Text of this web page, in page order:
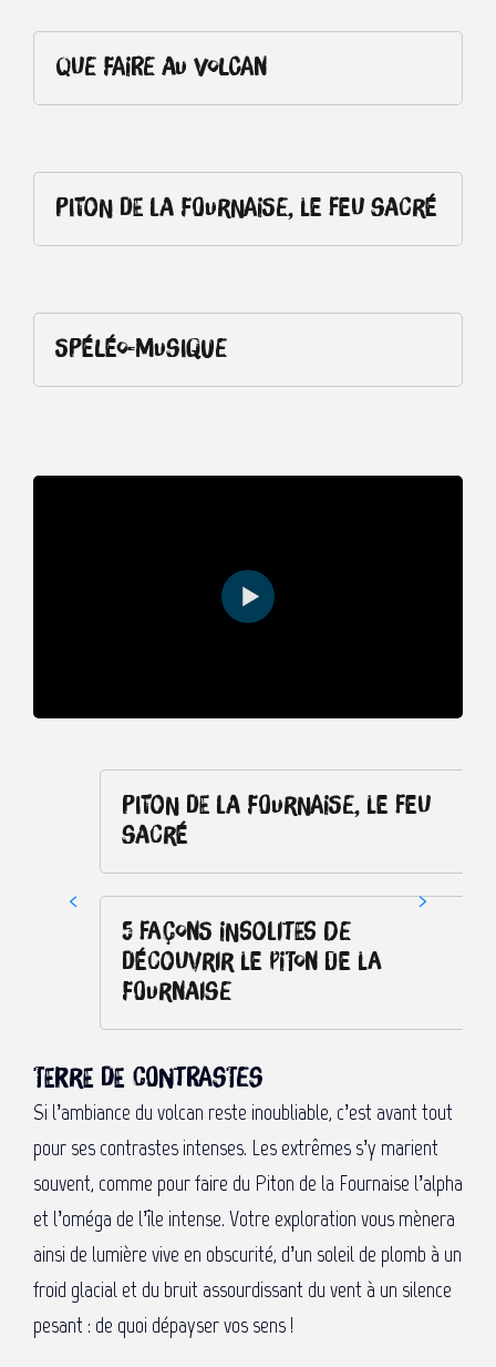
Que faire au volcan
Piton de La Fournaise, le feu sacré
Spéléo-musique
Piton de La Fournaise, le feu
sacré
5 façons insolites de
découvrir le Piton de la
Fournaise
Terre de contrastes
Si l’ambiance du volcan reste inoubliable, c’est avant tout
pour ses contrastes intenses. Les extrêmes s’y marient
souvent, comme pour faire du Piton de la Fournaise l’alpha
et l’oméga de l’île intense. Votre exploration vous mènera
ainsi de lumière vive en obscurité, d’un soleil de plomb à un
froid glacial et du bruit assourdissant du vent à un silence
pesant : de quoi dépayser vos sens !